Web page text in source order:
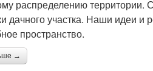
распределению территории.
дачного участка. Наши идеи и
пространство.
→